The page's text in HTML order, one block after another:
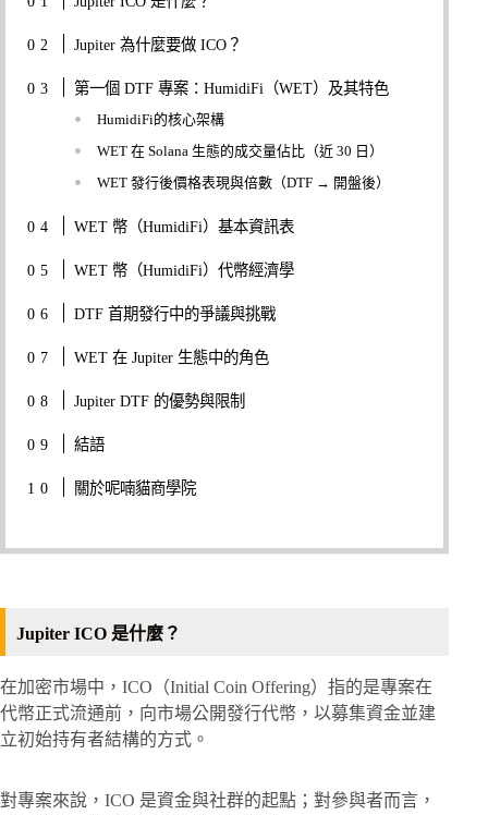
Jupiter 為什麼要做 ICO？
第一個 DTF 專案：HumidiFi（WET）及其特色
HumidiFi的核心架構
WET 在 Solana 生態的成交量佔比（近 30 日）
WET 發行後價格表現與倍數（DTF → 開盤後）
WET 幣（HumidiFi）基本資訊表
WET 幣（HumidiFi）代幣經濟學
DTF 首期發行中的爭議與挑戰
WET 在 Jupiter 生態中的角色
Jupiter DTF 的優勢與限制
結語
關於呢喃貓商學院
Jupiter ICO 是什麼？
在加密市場中，ICO（Initial Coin Offering）指的是專案在
代幣正式流通前，向市場公開發行代幣，以募集資金並建
立初始持有者結構的方式。
對專案來說，ICO 是資金與社群的起點；對參與者而言，